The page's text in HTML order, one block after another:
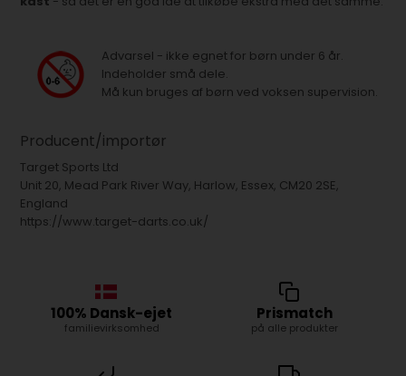
Advarsel - ikke egnet for børn under 6 år.
Indeholder små dele.
Må kun bruges af børn ved voksen supervision.
Producent/importør
Target Sports Ltd
Unit 20, Mead Park River Way, Harlow, Essex, CM20 2SE,
England
https://www.target-darts.co.uk/
100% Dansk-ejet
familievirksomhed
Prismatch
på alle produkter